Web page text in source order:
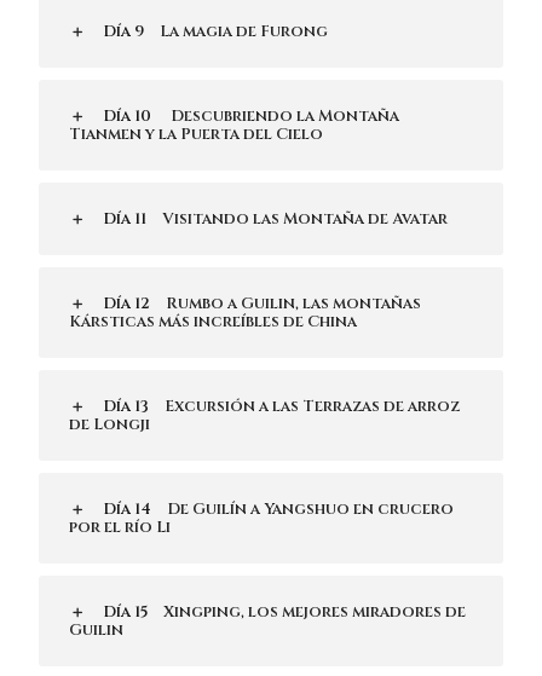
Día 9 La magia de Furong
Día 10
Descubriendo la Montaña
Tianmen y la Puerta del Cielo
Día 11 Visitando las Montaña de Avatar
Día 12
Rumbo a Guilin, las montañas
Kársticas más increíbles de China
Día 13
Excursión a las Terrazas de arroz
de Longji
Día 14
De Guilín a Yangshuo en crucero
por el río Li
Día 15
Xingping, los mejores miradores de
Guilin